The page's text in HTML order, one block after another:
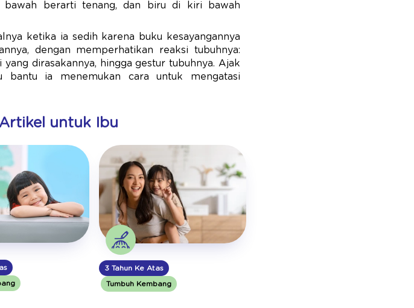
bawah berarti tenang, dan biru di kiri bawah
ketika ia sedih karena buku kesayangannya
dengan memperhatikan reaksi tubuhnya:
dirasakannya, hingga gestur tubuhnya. Ajak
bantu ia menemukan cara untuk mengatasi
untuk Ibu
3 Tahun Ke Atas
Tumbuh Kembang